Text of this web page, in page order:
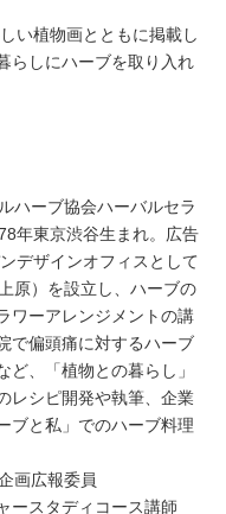
い植物画とともに掲載し
らしにハーブを取り入れ
ハーブ協会ハーバルセラ
年東京渋谷生まれ。広告
デザインオフィスとして
原）を設立し、ハーブの
ワーアレンジメントの講
で偏頭痛に対するハーブ
、「植物との暮らし」
レシピ開発や執筆、企業
ブと私」でのハーブ料理
画広報委員
ースタディコース講師